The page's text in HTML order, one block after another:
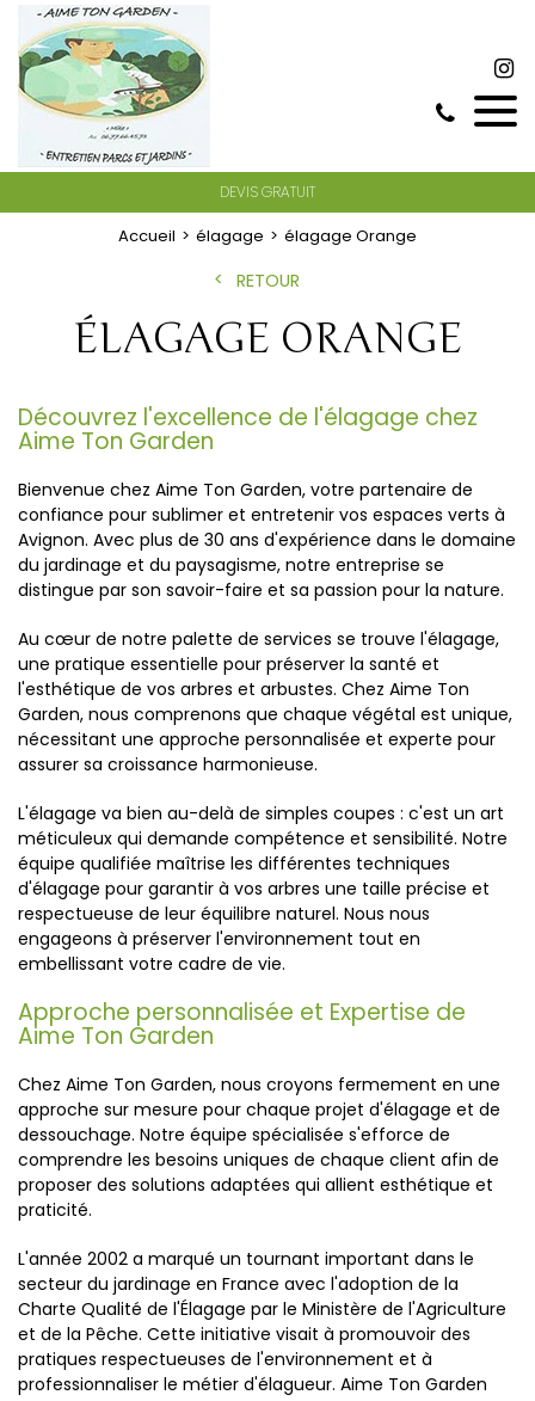
DEVIS GRATUIT
Accueil élagage élagage Orange
RETOUR
ÉLAGAGE ORANGE
Découvrez l'excellence de l'élagage chez
Aime Ton Garden
Bienvenue chez Aime Ton Garden, votre partenaire de
confiance pour sublimer et entretenir vos espaces verts à
Avignon. Avec plus de 30 ans d'expérience dans le domaine
du jardinage et du paysagisme, notre entreprise se
distingue par son savoir-faire et sa passion pour la nature.
Au cœur de notre palette de services se trouve l'élagage,
une pratique essentielle pour préserver la santé et
l'esthétique de vos arbres et arbustes. Chez Aime Ton
Garden, nous comprenons que chaque végétal est unique,
nécessitant une approche personnalisée et experte pour
assurer sa croissance harmonieuse.
L'élagage va bien au-delà de simples coupes : c'est un art
méticuleux qui demande compétence et sensibilité. Notre
équipe qualifiée maîtrise les différentes techniques
d'élagage pour garantir à vos arbres une taille précise et
respectueuse de leur équilibre naturel. Nous nous
engageons à préserver l'environnement tout en
embellissant votre cadre de vie.
Approche personnalisée et Expertise de
Aime Ton Garden
Chez Aime Ton Garden, nous croyons fermement en une
approche sur mesure pour chaque projet d'élagage et de
dessouchage. Notre équipe spécialisée s'efforce de
comprendre les besoins uniques de chaque client afin de
proposer des solutions adaptées qui allient esthétique et
praticité.
L'année 2002 a marqué un tournant important dans le
secteur du jardinage en France avec l'adoption de la
Charte Qualité de l'Élagage par le Ministère de l'Agriculture
et de la Pêche. Cette initiative visait à promouvoir des
pratiques respectueuses de l'environnement et à
professionnaliser le métier d'élagueur. Aime Ton Garden